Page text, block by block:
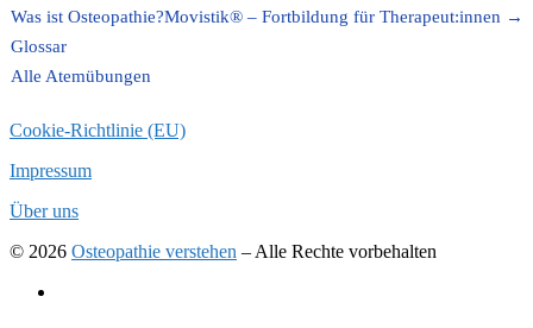
Was ist Osteopathie?
Glossar
Alle Atemübungen
Movistik® – Fortbildung für Therapeut:innen →
Cookie-Richtlinie (EU)
Impressum
Über uns
© 2026 Osteopathie verstehen – Alle Rechte vorbehalten